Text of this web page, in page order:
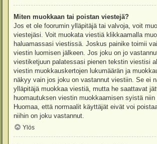
Miten muokkaan tai poistan viestejä?
Jos et ole foorumin ylläpitäjä tai valvoja, voit
viestejäsi. Voit muokata viestiä klikkaamalla
haluamassasi viestissä. Joskus painike toimii
viestin luomisen jälkeen. Jos joku on jo
viestiketjuun palatessasi pienen tekstin viestisi
viestin muokkauskertojen lukumäärän ja
näkyy vain jos joku on vastannut viestiin. Se ei
ylläpitäjä muokkaa viestiä, mutta he saattavat
huomautuksen viestin muokkaamisen syistä niin
Huomaa, että normaalit käyttäjät eivät voi
niihin on joku vastannut.
Ylös